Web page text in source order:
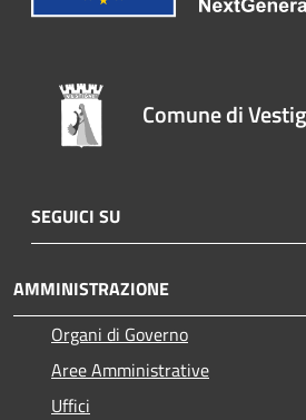
Comune di
SEGUICI SU
AMMINISTRAZIONE
Organi di Governo
Aree Amministrative
Uffici